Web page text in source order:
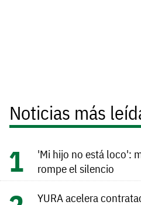
Noticias más
'Mi hijo no está loco':
rompe el silencio
YURA acelera